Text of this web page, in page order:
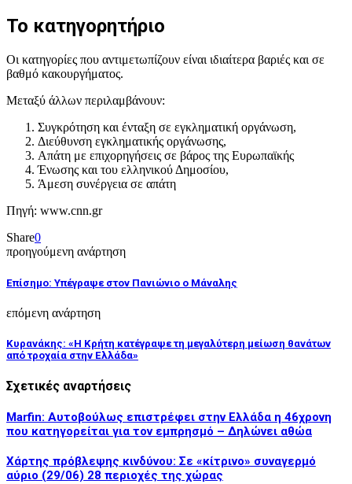
Το κατηγορητήριο
Οι κατηγορίες που αντιμετωπίζουν είναι ιδιαίτερα βαριές και σε
βαθμό κακουργήματος.
Μεταξύ άλλων περιλαμβάνουν:
Συγκρότηση και ένταξη σε εγκληματική οργάνωση,
Διεύθυνση εγκληματικής οργάνωσης,
Απάτη με επιχορηγήσεις σε βάρος της Ευρωπαϊκής
Ένωσης και του ελληνικού Δημοσίου,
Άμεση συνέργεια σε απάτη
Πηγή: www.cnn.gr
Share0
προηγούμενη ανάρτηση
Επίσημο: Υπέγραψε στον Πανιώνιο ο Μάναλης
επόμενη ανάρτηση
Κυρανάκης: «Η Κρήτη κατέγραψε τη μεγαλύτερη μείωση θανάτων
από τροχαία στην Ελλάδα»
Σχετικές αναρτήσεις
Marfin: Αυτοβούλως επιστρέφει στην Ελλάδα η 46χρονη
που κατηγορείται για τον εμπρησμό – Δηλώνει αθώα
Χάρτης πρόβλεψης κινδύνου: Σε «κίτρινο» συναγερμό
αύριο (29/06) 28 περιοχές της χώρας